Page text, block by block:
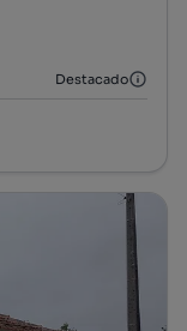
Destacado